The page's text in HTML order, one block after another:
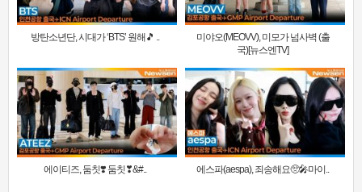
방탄소년단, 시대가 ‘BTS’ 원해🎵 ..
미야오(MEOVV), 미모가 넘사벽 (출
국)[뉴스엔TV]
에이티즈, 둠칫❣️ 둠칫❣&#.. 에스파(aespa), 죄송해요🥺🎤마이..